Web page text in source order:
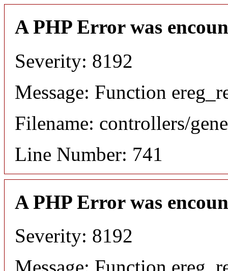
A PHP Error was
Severity: 8192
Message: Function
Filename: controllers/
Line Number: 741
A PHP Error was
Severity: 8192